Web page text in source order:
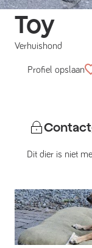
Toy
Verhuishond
Profiel opslaan
Dit dier is niet